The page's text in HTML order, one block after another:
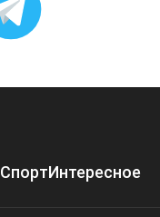
СпортИнтересное